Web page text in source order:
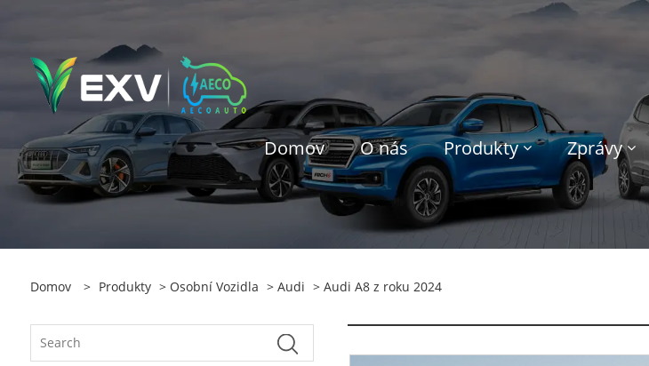
Domov O nás Produkty Zprávy
Domov > Produkty > Osobní Vozidla > Audi > Audi A8 z roku 2024